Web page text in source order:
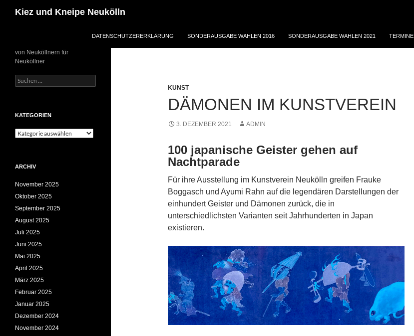
Inhalt
Kiez und Kneipe Neukölln
DATENSCHUTZERERKLÄRUNG SONDERAUSGABE WAHLEN 2016 SONDERAUSGABE WAHLEN 2021 TERMINE
KUNST
DÄMONEN IM KUNSTVEREIN
3. DEZEMBER 2021 ADMIN
100 japanische Geister gehen auf
Nachtparade
Für ihre Ausstellung im Kunstverein Neukölln greifen Frauke
Boggasch und Ayumi Rahn auf die legendären Darstellungen der
einhundert Geister und Dämonen zurück, die in
unterschiedlichsten Varianten seit Jahrhunderten in Japan
existieren.
von Neuköllnern für
Neuköllner
Suchen
nach:
KATEGORIEN
Kategorien
ARCHIV
November 2025
Oktober 2025
September 2025
August 2025
Juli 2025
Juni 2025
Mai 2025
April 2025
März 2025
Februar 2025
Januar 2025
Dezember 2024
November 2024